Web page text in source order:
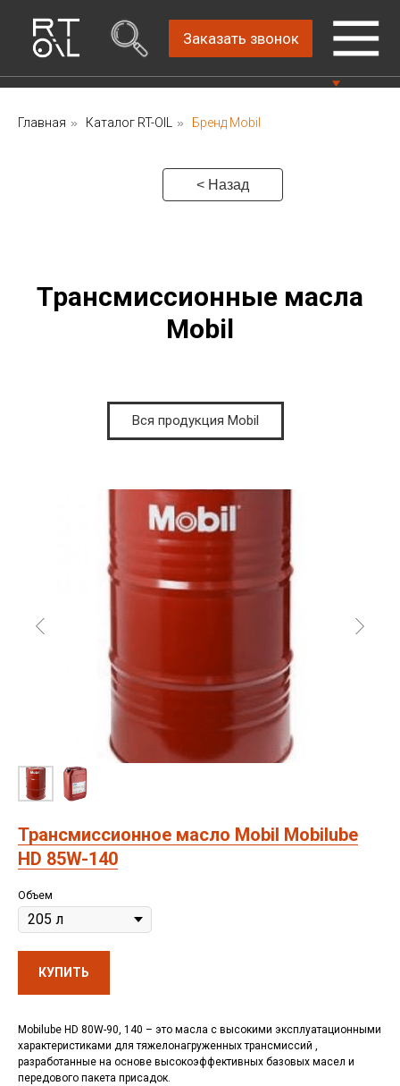
Прямой дистрибьютор
Консультации Пн-Пт: 9.00-18.00
Заказать звонок
4.8
Главная » Каталог RT-OIL » Бренд Mobil
< Назад
Трансмиссионные масла
Mobil
Вся продукция Mobil
Трансмиссионное масло Mobil Mobilube
HD 85W-140
Объем
КУПИТЬ
Mobilube HD 80W-90, 140 – это масла с высокими эксплуатационными
характеристиками для тяжелонагруженных трансмиссий ,
разработанные на основе высокоэффективных базовых масел и
передового пакета присадок.